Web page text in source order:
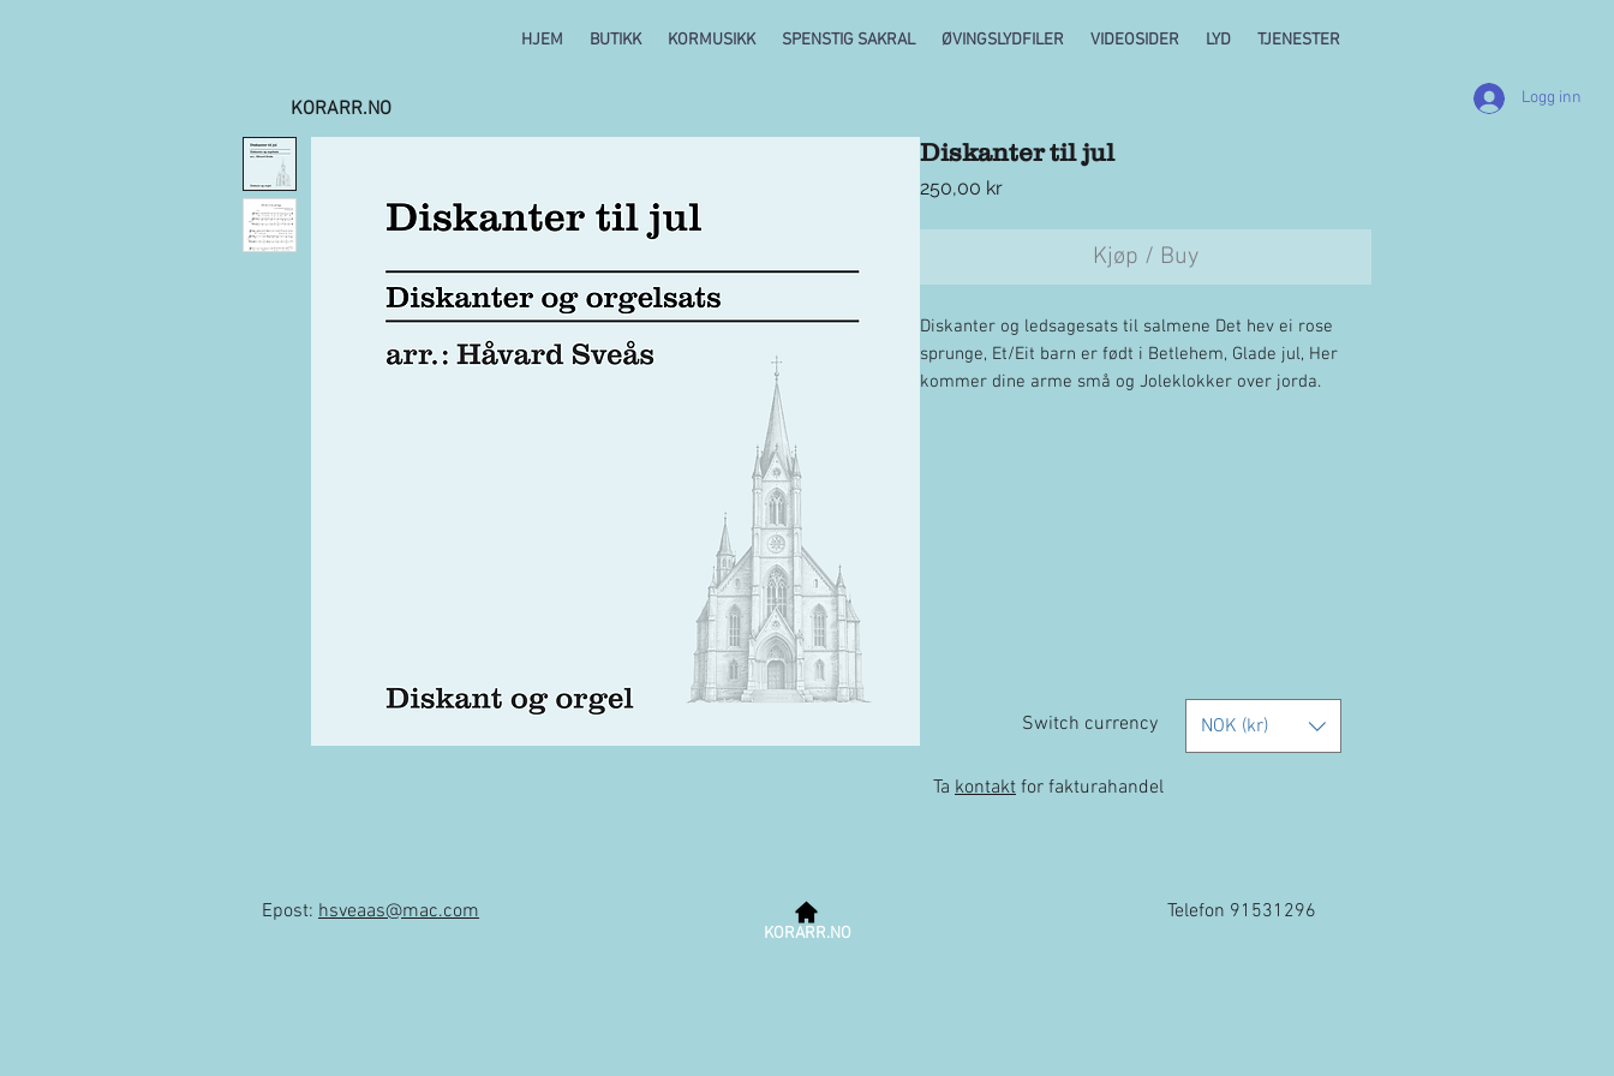
HJEM BUTIKK KORMUSIKK SPENSTIG SAKRAL ØVINGSLYDFILER VIDEOSIDER LYD TJENESTER
KORARR.NO Logg inn
Diskanter til jul
250,00 krPris
Kjøp / Buy
Diskanter og ledsagesats til salmene Det hev ei rose
sprunge, Et/Eit barn er født i Betlehem, Glade jul, Her
kommer dine arme små og Joleklokker over jorda.
NOK (kr)
Switch currency
Ta kontakt for fakturahandel
KORARR.NO
Epost: hsveaas@mac.com Telefon 91531296